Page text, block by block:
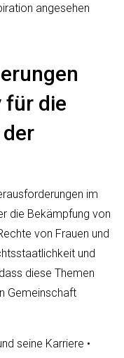
angesehen
für die
im
die Bekämpfung von
von Frauen und
und
diese Themen
Gemeinschaft
seine Karriere •